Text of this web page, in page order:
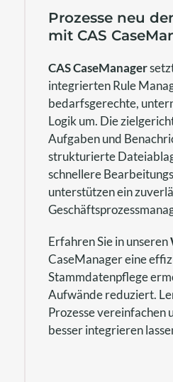
Prozesse neu
mit CAS
CASCaseManager
integrierten Rule
bedarfsgerechte,
Logik um. Die
Aufgaben und
strukturierte
schnellere
unterstützen ein
Erfahren Sie in unseren
CaseManager eine
Stammdatenpflege
Aufwände reduziert.
Prozesse vereinfachen
besser integrieren